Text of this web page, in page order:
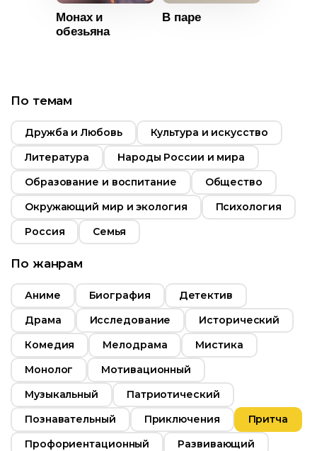
2010
США
Есть
Монах и
обезьяна
Год
В паре
По темам
Дружба и Любовь
Культура и искусство
Литература
Народы России и мира
Образование и воспитание
Общество
Окружающий мир и экология
Психология
Россия
Семья
По жанрам
Аниме Биография
Детектив
Драма
Исследование
Исторический
Комедия
Мелодрама
Мистика
Монолог
Мотивационный
Музыкальный
Патриотический
Познавательный
Приключения
Притча
Профориентационный
Развивающий